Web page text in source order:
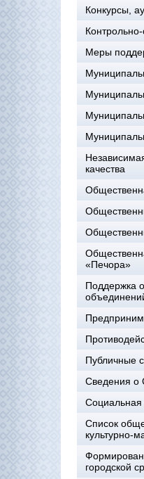
Конкурсы,
Меры
качества
«Печора»
Поддержка
Публичные
Сведения
Список
культурно-
городской